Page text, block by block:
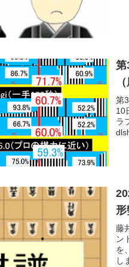
第
第
10
ラ
藤
ン
を
し